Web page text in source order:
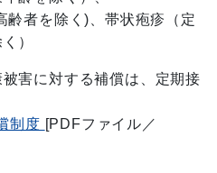
者を除く)、帯状疱疹（定
）
害に対する補償は、定期接
制度 [PDFファイル／